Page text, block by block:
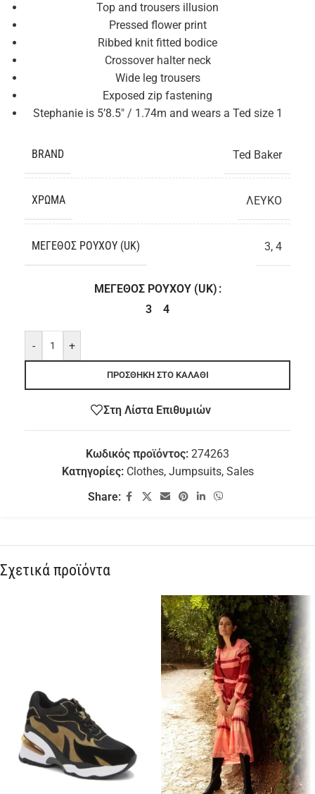
Top and trousers illusion
Pressed flower print
Ribbed knit fitted bodice
Crossover halter neck
Wide leg trousers
Exposed zip fastening
Stephanie is 5’8.5″ / 1.74m and wears a Ted size 1
BRAND Ted Baker
ΧΡΏΜΑ ΛΕΥΚΟ
ΜΈΓΕΘΟΣ ΡΟΎΧΟΥ (UK) 3, 4
ΜΈΓΕΘΟΣ ΡΟΎΧΟΥ (UK)
3
4
- +
ΠΡΟΣΘΉΚΗ ΣΤΟ ΚΑΛΆΘΙ
Στη Λίστα Επιθυμιών
Κωδικός προϊόντος: 274263
Κατηγορίες: Clothes, Jumpsuits, Sales
Share:
Σχετικά προϊόντα